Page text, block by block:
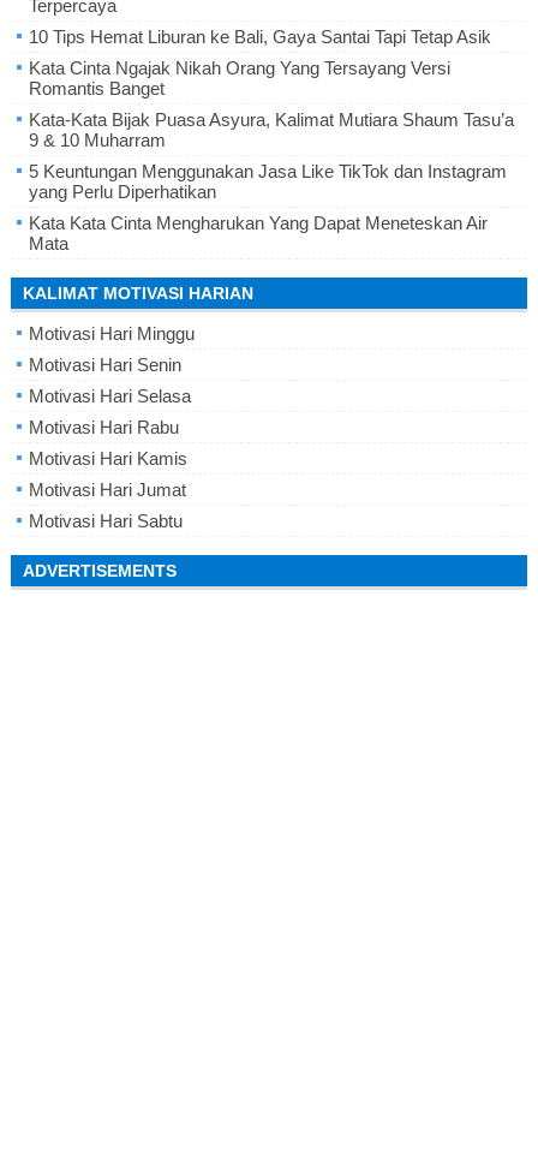
Terpercaya
10 Tips Hemat Liburan ke Bali, Gaya Santai Tapi Tetap Asik
Kata Cinta Ngajak Nikah Orang Yang Tersayang Versi
Romantis Banget
Kata-Kata Bijak Puasa Asyura, Kalimat Mutiara Shaum Tasu’a
9 & 10 Muharram
5 Keuntungan Menggunakan Jasa Like TikTok dan Instagram
yang Perlu Diperhatikan
Kata Kata Cinta Mengharukan Yang Dapat Meneteskan Air
Mata
KALIMAT MOTIVASI HARIAN
Motivasi Hari Minggu
Motivasi Hari Senin
Motivasi Hari Selasa
Motivasi Hari Rabu
Motivasi Hari Kamis
Motivasi Hari Jumat
Motivasi Hari Sabtu
ADVERTISEMENTS